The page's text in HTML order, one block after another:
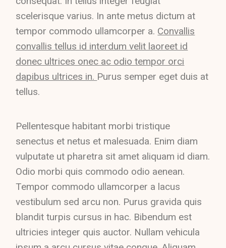
scelerisque varius. In ante metus dictum at
tempor commodo ullamcorper a. Convallis
convallis tellus id interdum velit laoreet id
donec ultrices onec ac odio tempor orci
dapibus ultrices in. Purus semper eget duis at
tellus.
Pellentesque habitant morbi tristique
senectus et netus et malesuada. Enim diam
vulputate ut pharetra sit amet aliquam id diam.
Odio morbi quis commodo odio aenean.
Tempor commodo ullamcorper a lacus
vestibulum sed arcu non. Purus gravida quis
blandit turpis cursus in hac. Bibendum est
ultricies integer quis auctor. Nullam vehicula